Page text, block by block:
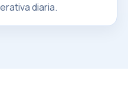
diaria.